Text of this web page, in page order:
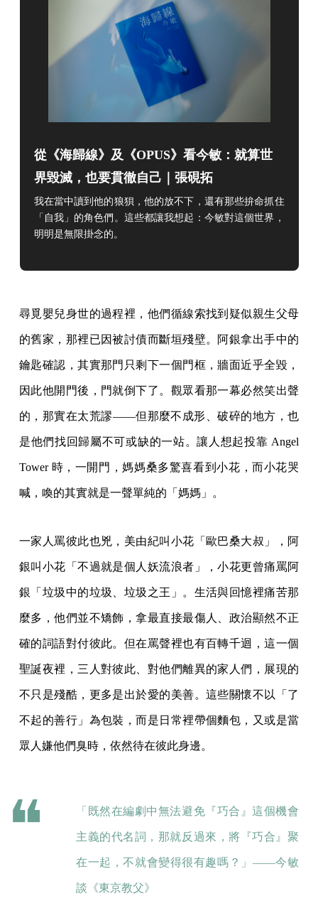
從《海歸線》及《OPUS》看今敏：就算世
界毀滅，也要貫徹自己 ｜張硯拓
我在當中讀到他的狼狽，他的放不下，還有那些拚命抓住
「自我」的角色們。這些都讓我想起：今敏對這個世界，
明明是無限掛念的。
尋覓嬰兒身世的過程裡，他們循線索找到疑似親生父母
的舊家，那裡已因被討債而斷垣殘壁。阿銀拿出手中的
鑰匙確認，其實那門只剩下一個門框，牆面近乎全毀，
因此他開門後，門就倒下了。觀眾看那一幕必然笑出聲
的，那實在太荒謬——但那麼不成形、破碎的地方，也
是他們找回歸屬不可或缺的一站。讓人想起投靠 Angel
Tower 時，一開門，媽媽桑多驚喜看到小花，而小花哭
喊，喚的其實就是一聲單純的「媽媽」。
一家人罵彼此也兇，美由紀叫小花「歐巴桑大叔」，阿
銀叫小花「不過就是個人妖流浪者」，小花更曾痛罵阿
銀「垃圾中的垃圾、垃圾之王」。生活與回憶裡痛苦那
麼多，他們並不矯飾，拿最直接最傷人、政治顯然不正
確的詞語對付彼此。但在罵聲裡也有百轉千迴，這一個
聖誕夜裡，三人對彼此、對他們離異的家人們，展現的
不只是殘酷，更多是出於愛的美善。這些關懷不以「了
不起的善行」為包裝，而是日常裡帶個麵包，又或是當
眾人嫌他們臭時，依然待在彼此身邊。
「既然在編劇中無法避免『巧合』這個機會
主義的代名詞，那就反過來，將『巧合』聚
在一起，不就會變得很有趣嗎？」——今敏
談《東京教父》